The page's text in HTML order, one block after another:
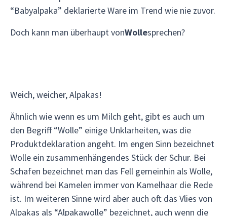
“Babyalpaka” deklarierte Ware im Trend wie nie zuvor.
Doch kann man überhaupt vonWollesprechen?
Weich, weicher, Alpakas!
Ähnlich wie wenn es um Milch geht, gibt es auch um
den Begriff “Wolle” einige Unklarheiten, was die
Produktdeklaration angeht. Im engen Sinn bezeichnet
Wolle ein zusammenhängendes Stück der Schur. Bei
Schafen bezeichnet man das Fell gemeinhin als Wolle,
während bei Kamelen immer von Kamelhaar die Rede
ist. Im weiteren Sinne wird aber auch oft das Vlies von
Alpakas als “Alpakawolle” bezeichnet, auch wenn die